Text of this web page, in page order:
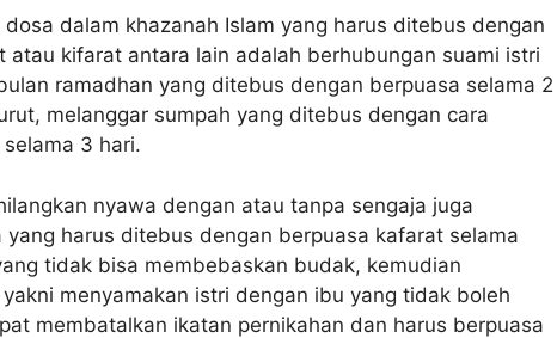
dalam khazanah Islam yang harus ditebus dengan
atau kifarat antara lain adalah berhubungan suami istri
ramadhan yang ditebus dengan berpuasa selama 2
melanggar sumpah yang ditebus dengan cara
3 hari.
nyawa dengan atau tanpa sengaja juga
yang harus ditebus dengan berpuasa kafarat selama
tidak bisa membebaskan budak, kemudian
menyamakan istri dengan ibu yang tidak boleh
membatalkan ikatan pernikahan dan harus berpuasa